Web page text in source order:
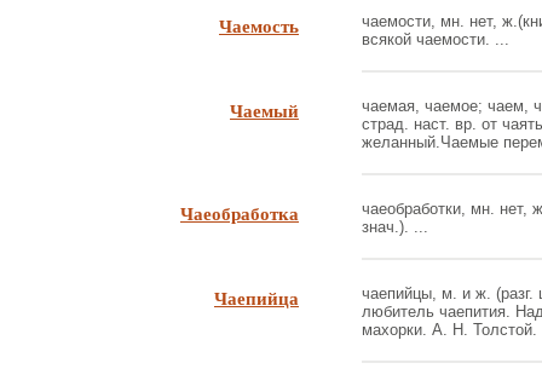
Чаемость
чаемости, мн. нет,
всякой чаемости. ...
Чаемый
чаемая, чаемое; чаем,
страд. наст. вр. от
желанный.Чаемые
Чаеобработка
чаеобработки, мн. нет,
знач.). ...
Чаепийца
чаепийцы, м. и ж. (разг.
любитель чаепития.
махорки. А. Н. Толстой.